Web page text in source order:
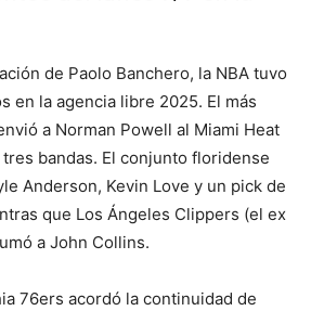
de Paolo Banchero, la NBA tuvo
en la agencia libre 2025. El más
a Norman Powell al Miami Heat
bandas. El conjunto floridense
Anderson, Kevin Love y un pick de
que Los Ángeles Clippers (el ex
a John Collins.
76ers acordó la continuidad de